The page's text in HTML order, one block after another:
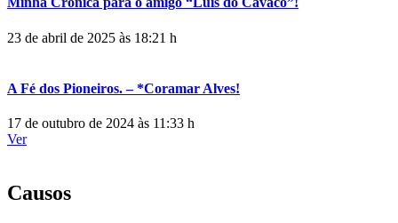
23 de abril de 2025 às 18:21 h
A Fé dos Pioneiros. – *Coramar Alves!
17 de outubro de 2024 às 11:33 h
Ver
Causos